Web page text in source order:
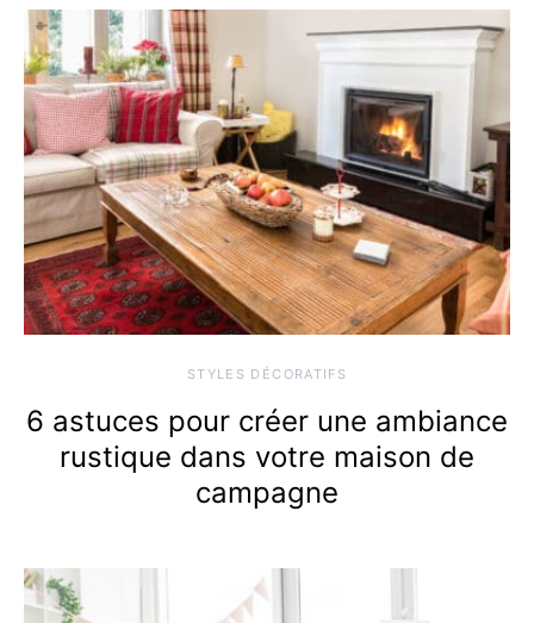
STYLES DÉCORATIFS
6 astuces pour créer une ambiance
rustique dans votre maison de
campagne